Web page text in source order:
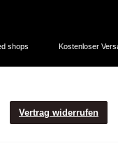
shops Kostenloser
Vertrag widerrufen